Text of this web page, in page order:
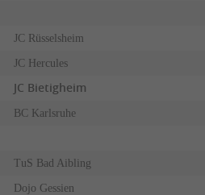
JC Rüsselsheim
JC Hercules
JC Bietigheim
BC Karlsruhe
TuS Bad Aibling
Dojo Gessien